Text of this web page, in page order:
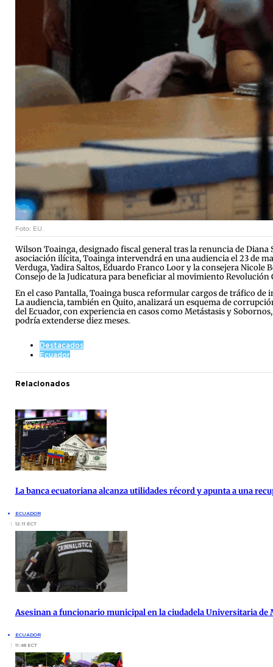
Foto: EU.
Wilson Toainga, designado fiscal general tras la renuncia de Diana
asociación ilícita, Toainga intervendrá en una audiencia el 23 de
Verduga, Yadira Saltos, Eduardo Franco Loor y la consejera
Consejo de la Judicatura para beneficiar al movimiento Revolución
En el caso Pantalla, Toainga busca reformular cargos de tráfico
La audiencia, también en Quito, analizará un esquema de
del Ecuador, con experiencia en casos como Metástasis y
podría extenderse diez meses.
Destacados
Ecuador
Relacionados
La banca ecuatoriana alcanza utilidades récord y apunta a una
ECUADOR
12:11 ECT
Asesinan a funcionario municipal en la ciudadela Universitaria de
ECUADOR
11:48 ECT